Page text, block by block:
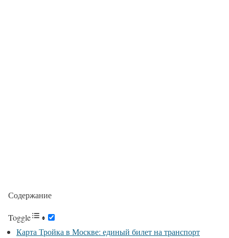
Содержание
Toggle
Карта Тройка в Москве: единый билет на транспорт